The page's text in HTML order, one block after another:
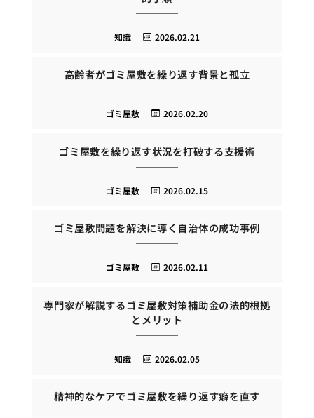
2026.02.21
知識
高齢者がゴミ屋敷を繰り返す背景と孤立
2026.02.20
ゴミ屋敷
ゴミ屋敷を繰り返す状況を打破する支援術
2026.02.15
ゴミ屋敷
ゴミ屋敷問題を解決に導く自治体の成功事例
2026.02.11
ゴミ屋敷
専門家が解説するゴミ屋敷対策補助金の法的根拠
とメリット
2026.02.05
知識
精神的なケアでゴミ屋敷を繰り返す癖を直す